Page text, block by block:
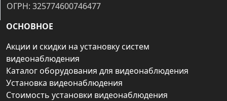
ОГРН: 325774600746477
ОСНОВНОЕ
Акции и скидки на установку систем
видеонаблюдения
Каталог оборудования для видеонаблюдения
Установка видеонаблюдения
Стоимость установки видеонаблюдения